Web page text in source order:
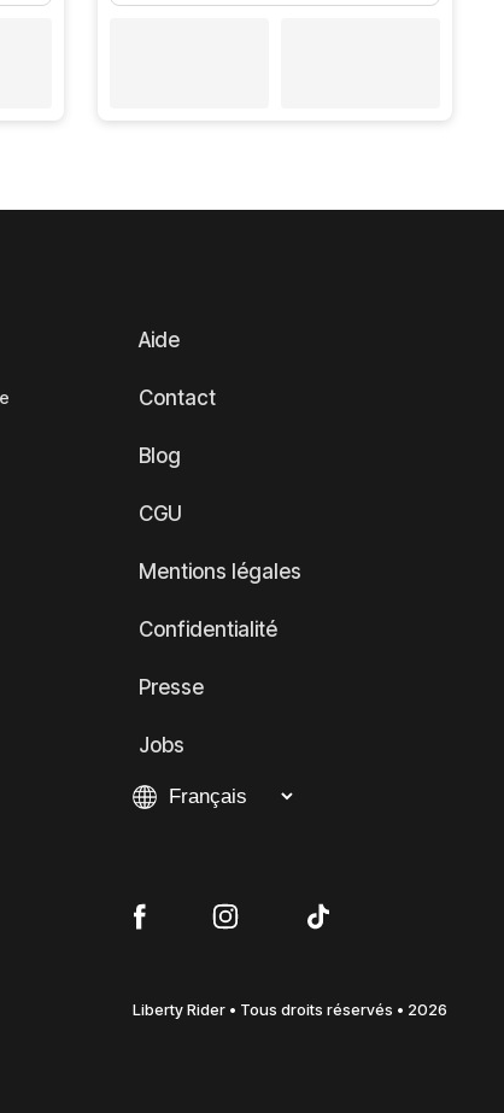
Aide
Contact
Blog
CGU
Mentions légales
Confidentialité
Presse
Jobs
Liberty Rider • Tous droits réservés • 2026